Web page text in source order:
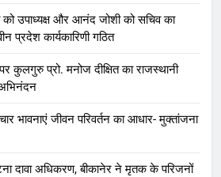
को उपाध्यक्ष और आनंद जोशी को सचिव का
प्रदेश कार्यकारिणी गठित
पर कुलगुरु प्रो. मनोज दीक्षित का राजस्थानी
अभिनंदन
भावनाएं जीवन परिवर्तन का आधार- मुक्तांजना
दावा अधिकरण, बीकानेर ने मृतक के परिजनों